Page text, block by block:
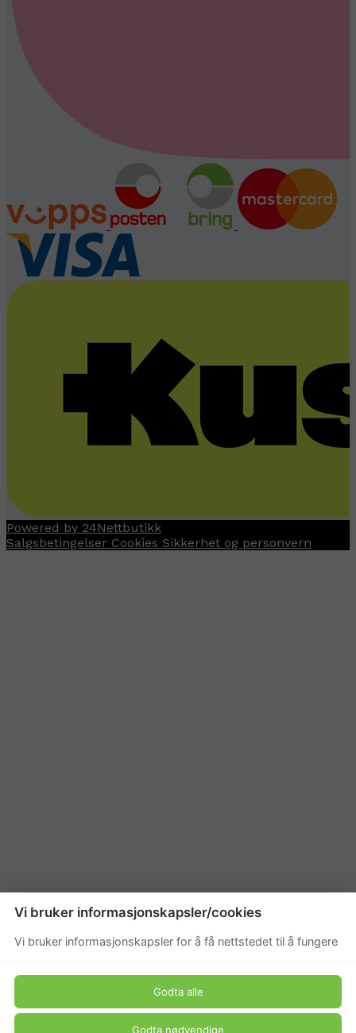
Powered by 24Nettbutikk
Salgsbetingelser Cookies Sikkerhet og personvern
Vi bruker informasjonskapsler/cookies
Vi bruker informasjonskapsler for å få nettstedet til å fungere
Godta alle
Godta nødvendige